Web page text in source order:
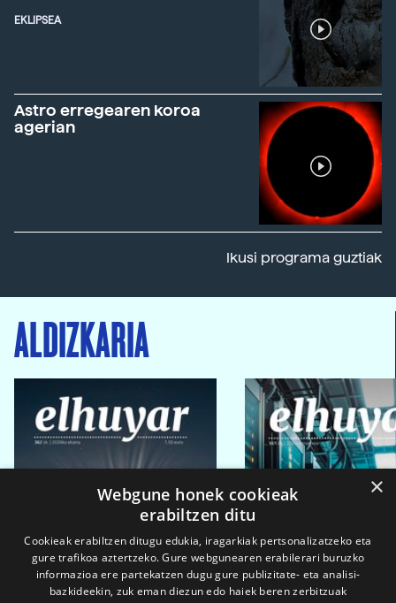
EKLIPSEA
Astro erregearen koroa
agerian
Ikusi programa guztiak
ALDIZKARIA
×
Webgune honek cookieak
erabiltzen ditu
Cookieak erabiltzen ditugu edukia, iragarkiak pertsonalizatzeko eta
gure trafikoa aztertzeko. Gure webgunearen erabilerari buruzko
informazioa ere partekatzen dugu gure publizitate- eta analisi-
bazkideekin, zuk eman diezun edo haiek beren zerbitzuak